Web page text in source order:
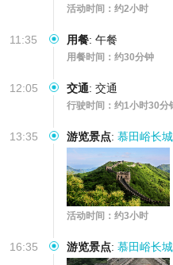
活动时间：约2小时
11:35 用餐: 午餐
用餐时间：约30分钟
12:05 交通: 交通
行驶时间：约1小时30分
13:35 游览景点: 慕田峪长城
活动时间：约3小时
16:35 游览景点: 慕田峪长